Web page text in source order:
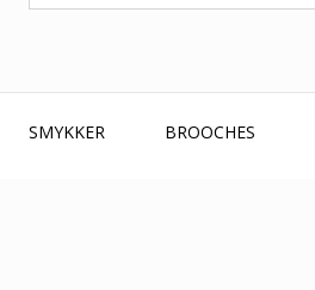
SMYKKER BROOCHES